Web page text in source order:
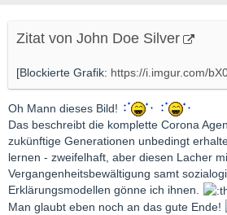
Zitat von John Doe Silver
[Blockierte Grafik: https://i.imgur.com/
Oh Mann dieses Bild!
Das beschreibt die komplette Corona
zukünftige Generationen unbedingt
lernen - zweifelhaft, aber diesen Lacher
Vergangenheitsbewältigung samt
Erklärungsmodellen gönne ich ihnen.
Man glaubt eben noch an das gute Ende!